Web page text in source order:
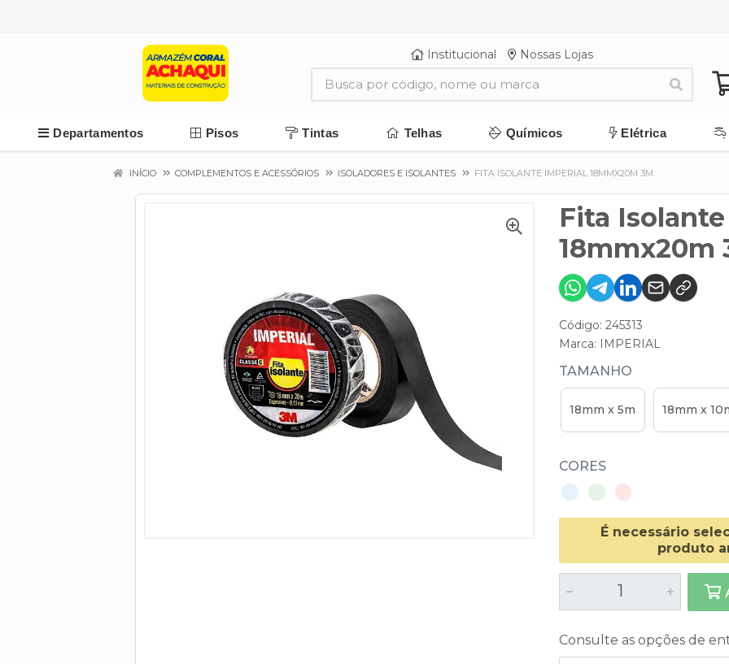
Institucional Nossas Lojas
Departamentos Pisos Tintas Telhas Químicos Elétrica
INÍCIO COMPLEMENTOS E ACESSÓRIOS ISOLADORES E ISOLANTES FITA ISOLANTE IMPERIAL 18MMX20M 3M
Fita
18mmx20m
Código: 245313
Marca: IMPERIAL
TAMANHO
18mm x 5m 18mm x
CORES
É necessário
produto
Consulte as opções de